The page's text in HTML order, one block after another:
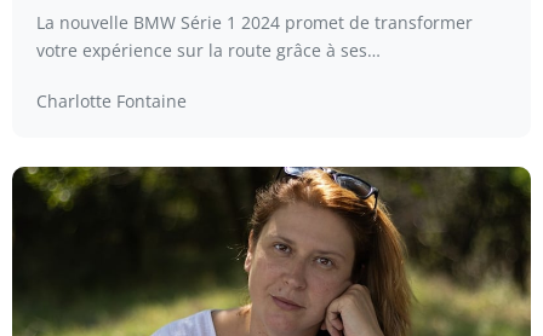
La nouvelle BMW Série 1 2024 promet de transformer
votre expérience sur la route grâce à ses…
Charlotte Fontaine